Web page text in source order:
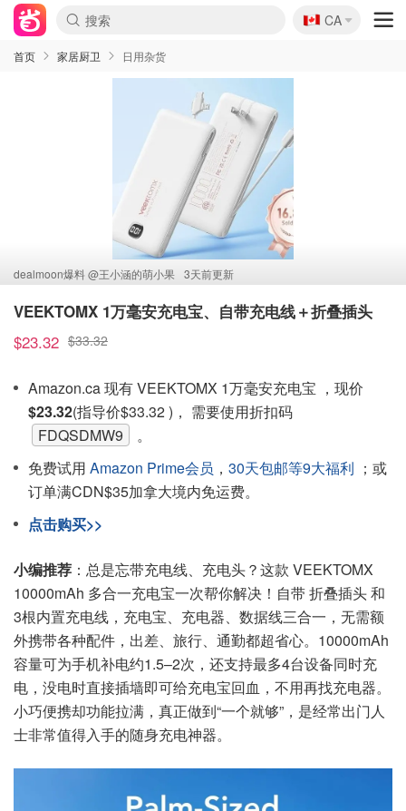
🇨🇦
CA
首页 家居厨卫 日用杂货
dealmoon爆料 @王小涵的萌小果 3天前更新
VEEKTOMX 1万毫安充电宝、自带充电线＋折叠插头
$23.32 $33.32
Amazon.ca 现有 VEEKTOMX 1万毫安充电宝 ，现价
$23.32(指导价$33.32 )， 需要使用折扣码
FDQSDMW9
。
免费试用 Amazon Prime会员 ， 30天包邮等9大福利 ；或
订单满CDN$35加拿大境内免运费。
点击购买>>
小编推荐 ：总是忘带充电线、充电头？这款 VEEKTOMX
10000mAh 多合一充电宝一次帮你解决！自带 折叠插头 和
3根内置充电线，充电宝、充电器、数据线三合一，无需额
外携带各种配件，出差、旅行、通勤都超省心。10000mAh
容量可为手机补电约1.5–2次，还支持最多4台设备同时充
电，没电时直接插墙即可给充电宝回血，不用再找充电器。
小巧便携却功能拉满，真正做到“一个就够”，是经常出门人
士非常值得入手的随身充电神器。